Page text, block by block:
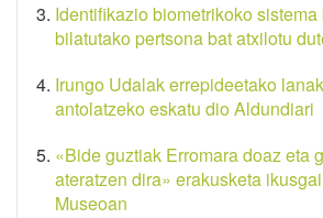
Identifikazio biometrikoko
bilatutako pertsona bat atxilotu
Irungo Udalak errepideetako
antolatzeko eskatu dio Aldundiari
«Bide guztiak Erromara doaz eta
ateratzen dira» erakusketa
Museoan